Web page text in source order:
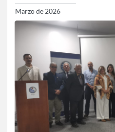
Marzo de 2026